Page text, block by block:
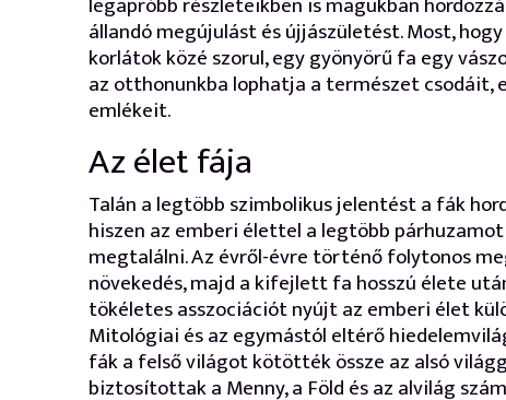
állandó megújulást és újjászületést. Most,
korlátok közé szorul, egy gyönyörű fa egy
az otthonunkba lophatja a természet csodáit,
emlékeit.
Az élet fája
Talán a legtöbb szimbolikus jelentést a fák
hiszen az emberi élettel a legtöbb
megtalálni. Az évről-évre történő folytonos
növekedés, majd a kifejlett fa hosszú élete
tökéletes asszociációt nyújt az emberi élet
Mitológiai és az egymástól eltérő
fák a felső világot kötötték össze az alsó
biztosítottak a Menny, a Föld és az alvilág